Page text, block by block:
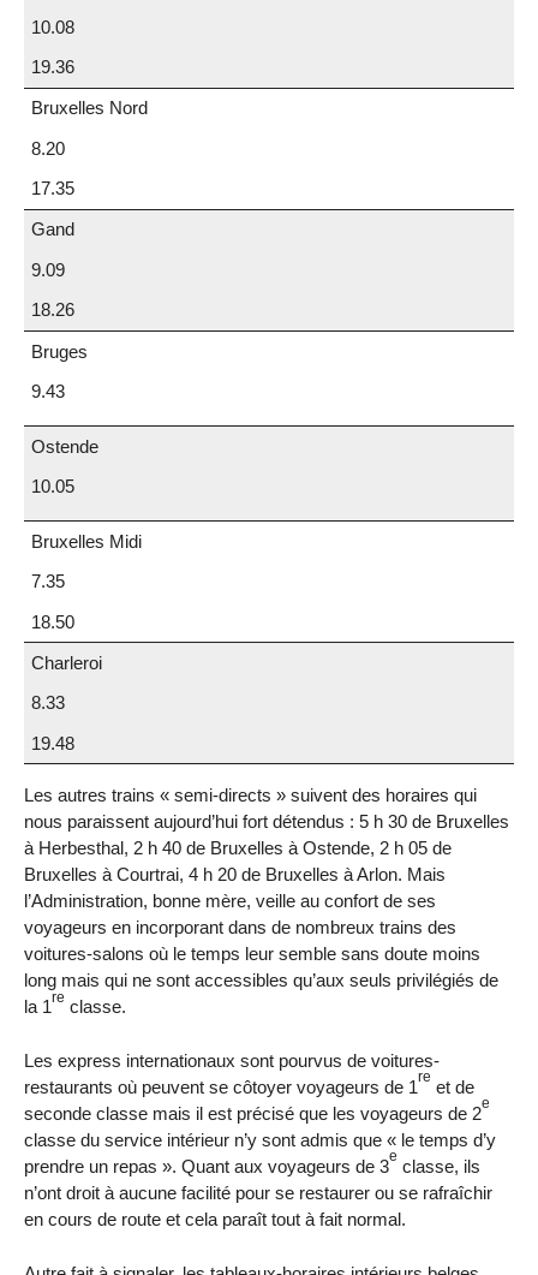
10.08
19.36
Bruxelles Nord
8.20
17.35
Gand
9.09
18.26
Bruges
9.43
Ostende
10.05
Bruxelles Midi
7.35
18.50
Charleroi
8.33
19.48
Les autres trains « semi-directs » suivent des horaires qui
nous paraissent aujourd’hui fort détendus : 5 h 30 de Bruxelles
à Herbesthal, 2 h 40 de Bruxelles à Ostende, 2 h 05 de
Bruxelles à Courtrai, 4 h 20 de Bruxelles à Arlon. Mais
l’Administration, bonne mère, veille au confort de ses
voyageurs en incorporant dans de nombreux trains des
voitures-salons où le temps leur semble sans doute moins
long mais qui ne sont accessibles qu’aux seuls privilégiés de
la 1re classe.
Les express internationaux sont pourvus de voitures-
restaurants où peuvent se côtoyer voyageurs de 1re et de
seconde classe mais il est précisé que les voyageurs de 2e
classe du service intérieur n’y sont admis que « le temps d’y
prendre un repas ». Quant aux voyageurs de 3e classe, ils
n’ont droit à aucune facilité pour se restaurer ou se rafraîchir
en cours de route et cela paraît tout à fait normal.